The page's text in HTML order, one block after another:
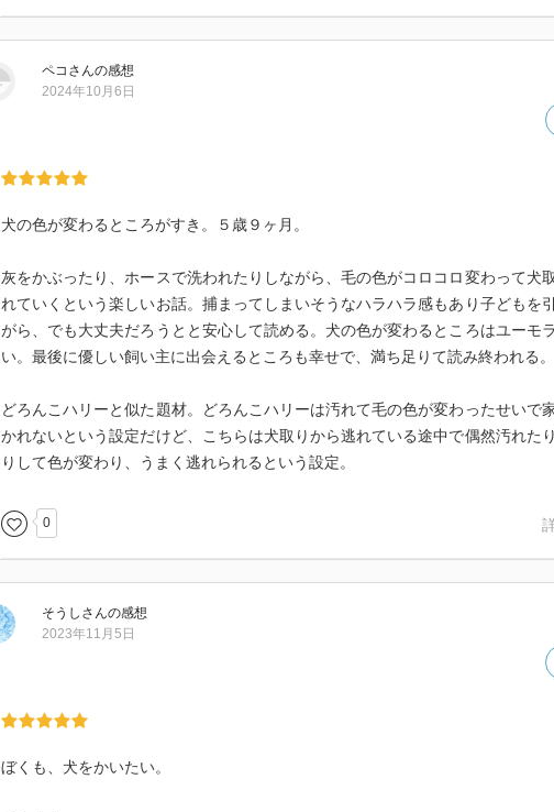
ペコ さんの感想
2024年10月6日
犬の色が変わるところがすき。５歳９ヶ月。
灰をかぶったり、ホースで洗われたりしながら、毛の色がコロコロ変わって犬
れていくという楽しいお話。捕まってしまいそうなハラハラ感もあり子どもを
がら、でも大丈夫だろうとと安心して読める。犬の色が変わるところはユーモ
い。最後に優しい飼い主に出会えるところも幸せで、満ち足りて読み終われる。
どろんこハリーと似た題材。どろんこハリーは汚れて毛の色が変わったせいで
かれないという設定だけど、こちらは犬取りから逃れている途中で偶然汚れた
りして色が変わり、うまく逃れられるという設定。
0
そうし さんの感想
2023年11月5日
ぼくも、犬をかいたい。